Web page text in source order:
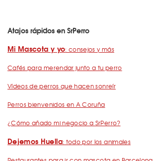
Atajos rápidos en SrPerro
Mi Mascota y yo: consejos y más
Cafés para merendar junto a tu perro
Vídeos de perros que hacen sonreír
Perros bienvenidos en A Coruña
¿Cómo añado mi negocio a SrPerro?
Dejemos Huella: todo por los animales